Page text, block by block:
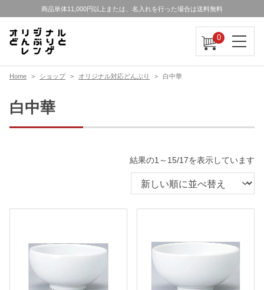
商品単体11,000円以上または、名入れを行った場合は送料無料
0
Home ショップ オリジナル対応どんぶり 白中華
白中華
結果の1～15/17を表示しています
し